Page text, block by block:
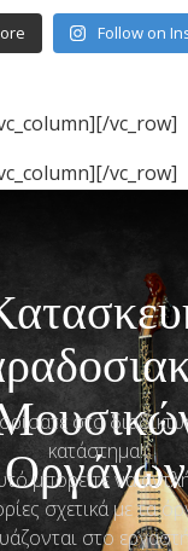
Follow on
vc_row]
vc_row]